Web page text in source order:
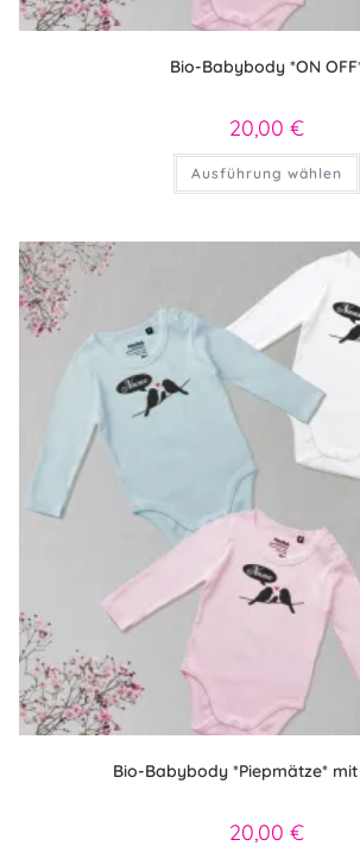
Bio-Babybody *ON
20,00 €
Ausführung wählen
Bio-Babybody *Piepmätze*
20,00 €